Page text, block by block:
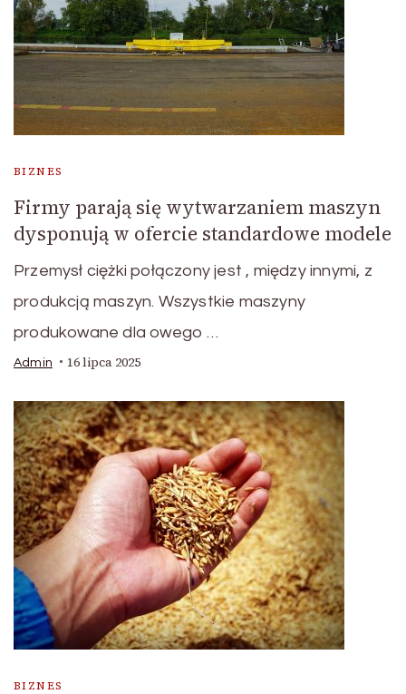
BIZNES
Firmy parają się wytwarzaniem maszyn
dysponują w ofercie standardowe modele
Przemysł ciężki połączony jest , między innymi, z
produkcją maszyn. Wszystkie maszyny
produkowane dla owego …
Admin 16 lipca 2025
BIZNES